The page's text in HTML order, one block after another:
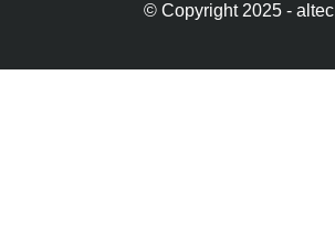
© Copyright 2025 - altec